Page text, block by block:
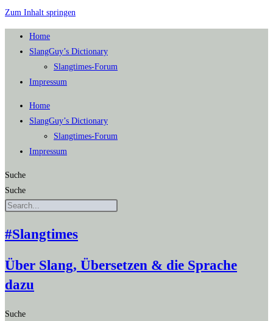
Zum Inhalt springen
Home
SlangGuy’s Dic­tion­a­ry
Slang­times-Forum
Impres­sum
Home
SlangGuy’s Dic­tion­a­ry
Slang­times-Forum
Impres­sum
Suche
Suche
#Slangtimes
Über Slang, Übersetzen & die Sprache
dazu
Suche